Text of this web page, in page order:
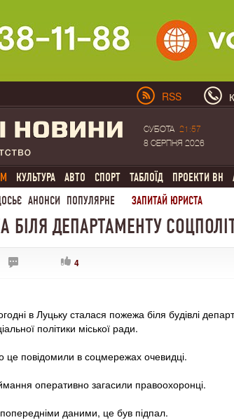
RSS
СУБОТА
21:57
8 СЕРПНЯ 2026
КУЛЬТУРА АВТО СПОРТ ТАБЛОЇД ПРОЕКТИ ВН
АНОНСИ ПОПУЛЯРНЕ ЗАПИТАЙ ЮРИСТА
ДЕПАРТАМЕНТУ
4
в Луцьку сталася пожежа біля будівлі
політики міської ради.
це повідомили в соцмережах очевидці.
оперативно загасили правоохоронці.
даними, це був підпал.